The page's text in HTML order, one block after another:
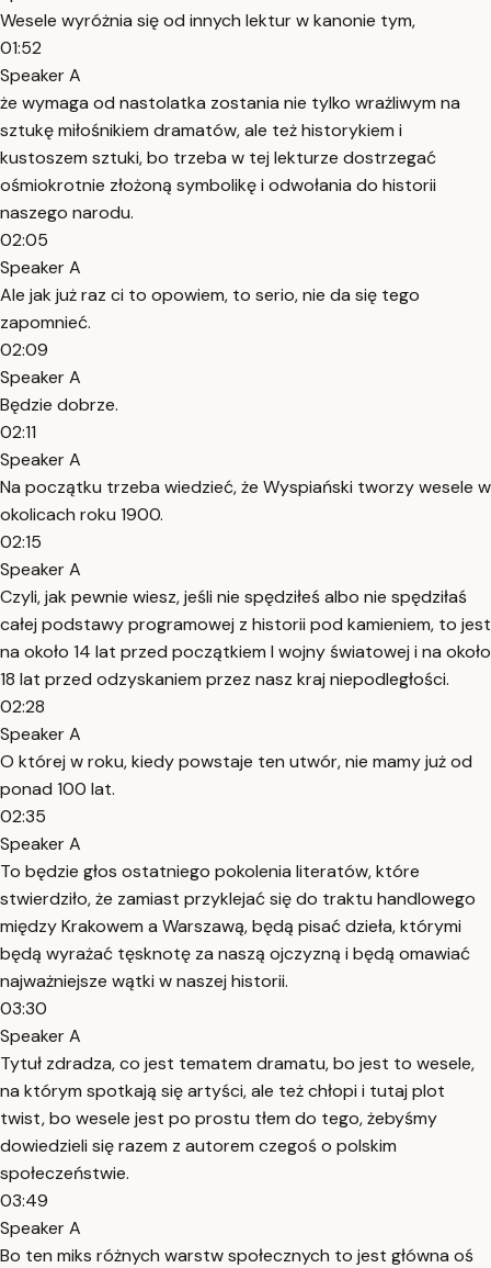
Wesele wyróżnia się od innych lektur w kanonie tym,
01:52
Speaker A
że wymaga od nastolatka zostania nie tylko wrażliwym na
sztukę miłośnikiem dramatów, ale też historykiem i
kustoszem sztuki, bo trzeba w tej lekturze dostrzegać
ośmiokrotnie złożoną symbolikę i odwołania do historii
naszego narodu.
02:05
Speaker A
Ale jak już raz ci to opowiem, to serio, nie da się tego
zapomnieć.
02:09
Speaker A
Będzie dobrze.
02:11
Speaker A
Na początku trzeba wiedzieć, że Wyspiański tworzy wesele w
okolicach roku 1900.
02:15
Speaker A
Czyli, jak pewnie wiesz, jeśli nie spędziłeś albo nie spędziłaś
całej podstawy programowej z historii pod kamieniem, to jest
na około 14 lat przed początkiem I wojny światowej i na około
18 lat przed odzyskaniem przez nasz kraj niepodległości.
02:28
Speaker A
O której w roku, kiedy powstaje ten utwór, nie mamy już od
ponad 100 lat.
02:35
Speaker A
To będzie głos ostatniego pokolenia literatów, które
stwierdziło, że zamiast przyklejać się do traktu handlowego
między Krakowem a Warszawą, będą pisać dzieła, którymi
będą wyrażać tęsknotę za naszą ojczyzną i będą omawiać
najważniejsze wątki w naszej historii.
03:30
Speaker A
Tytuł zdradza, co jest tematem dramatu, bo jest to wesele,
na którym spotkają się artyści, ale też chłopi i tutaj plot
twist, bo wesele jest po prostu tłem do tego, żebyśmy
dowiedzieli się razem z autorem czegoś o polskim
społeczeństwie.
03:49
Speaker A
Bo ten miks różnych warstw społecznych to jest główna oś